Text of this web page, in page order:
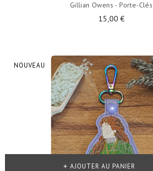
Gillian Owens - Porte-Clés
15,00 €
NOUVEAU
AJOUTER AU PANIER